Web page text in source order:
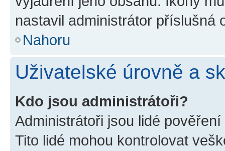
nastavil administrátor příslušná
Nahoru
Uživatelské úrovně a
Kdo jsou administrátoři?
Administrátoři jsou lidé
Tito lidé mohou kontrolovat